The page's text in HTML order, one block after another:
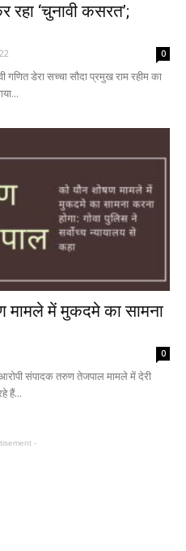
‘चुनावी कसरत’;
0
गणित डेरा सच्चा सौदा प्रमुख राम रहीम का
मामले में मुकदमे का सामना
0
संपादक तरुण तेजपाल मामले में देरी
हैं...
-